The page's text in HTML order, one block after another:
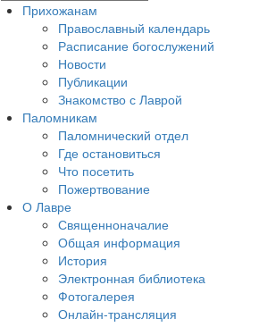
Прихожанам
Православный календарь
Расписание богослужений
Новости
Публикации
Знакомство с Лаврой
Паломникам
Паломнический отдел
Где остановиться
Что посетить
Пожертвование
О Лавре
Священноначалие
Общая информация
История
Электронная библиотека
Фотогалерея
Онлайн-трансляция